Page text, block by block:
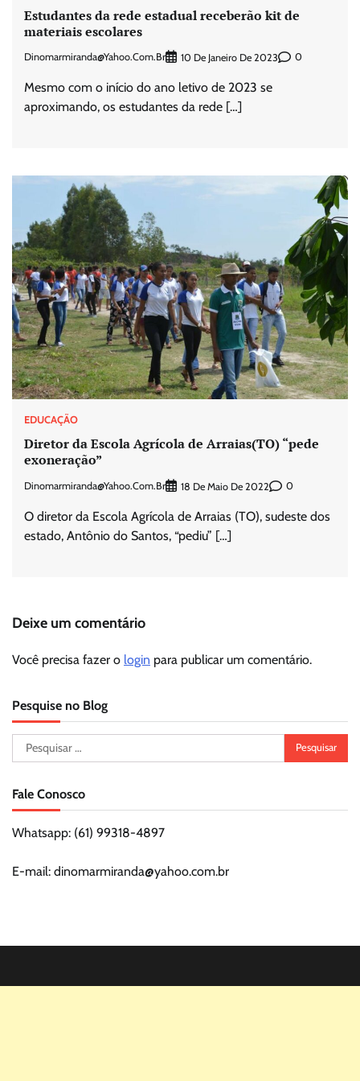
Estudantes da rede estadual receberão kit de
materiais escolares
Dinomarmiranda@yahoo.com.br 10 De Janeiro De 2023 0
Mesmo com o início do ano letivo de 2023 se
aproximando, os estudantes da rede […]
EDUCAÇÃO
Diretor da Escola Agrícola de Arraias(TO) “pede
exoneração”
Dinomarmiranda@yahoo.com.br 18 De Maio De 2022 0
O diretor da Escola Agrícola de Arraias (TO), sudeste dos
estado, Antônio do Santos, “pediu” […]
Deixe um comentário
Você precisa fazer o login para publicar um comentário.
Pesquise no Blog
Pesquisar
por:
Fale Conosco
Whatsapp: (61) 99318-4897
E-mail: dinomarmiranda@yahoo.com.br